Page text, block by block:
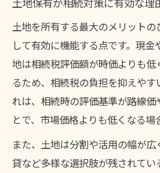
土地保有が相続対策に有効な理
土地を所有する最大のメリットの
して有効に機能する点です。現金
地は相続税評価額が時価よりも
るため、相続税の負担を抑えやす
れは、相続時の評価基準が路線価
とで、市場価格よりも低くなる場
また、土地は分割や活用の幅が
貸など多様な選択肢が残されてい